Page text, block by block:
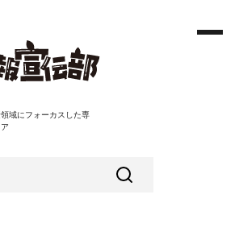
域にフォーカスした専